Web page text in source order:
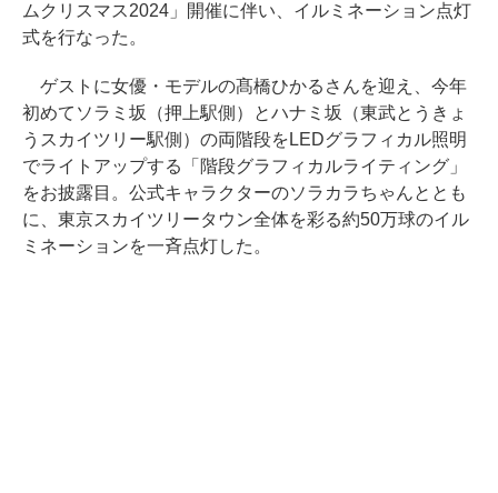
ムクリスマス2024」開催に伴い、イルミネーション点灯
式を行なった。
ゲストに女優・モデルの髙橋ひかるさんを迎え、今年
初めてソラミ坂（押上駅側）とハナミ坂（東武とうきょ
うスカイツリー駅側）の両階段をLEDグラフィカル照明
でライトアップする「階段グラフィカルライティング」
をお披露目。公式キャラクターのソラカラちゃんととも
に、東京スカイツリータウン全体を彩る約50万球のイル
ミネーションを一斉点灯した。